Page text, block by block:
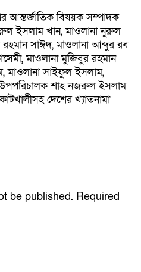
আন্তর্জাতিক বিষয়ক সম্পাদক
ইসলাম খান, মাওলানা নুরুল
সাঈদ, মাওলানা আব্দুর রব
মাওলানা মুজিবুর রহমান
মাওলানা সাইফুল ইসলাম,
উপপরিচালক শাহ নজরুল ইসলাম
দেশের খ্যাতনামা
be published. Required